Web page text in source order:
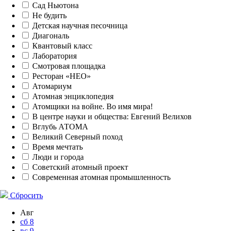
Сад Ньютона
Не будить
Детская научная песочница
Диагональ
Квантовый класс
Лаборатория
Смотровая площадка
Ресторан «НЕО»
Атомариум
Атомная энциклопедия
Атомщики на войне. Во имя мира!
В центре науки и общества: Евгений Велихов
Вглубь АТОМА
Великий Северный поход
Время мечтать
Люди и города
Советский атомный проект
Современная атомная промышленность
Сбросить
Авг
сб 8